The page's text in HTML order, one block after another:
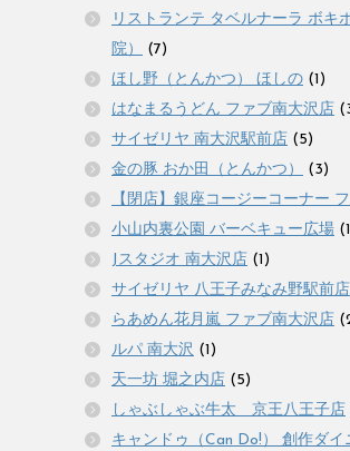
リストランテ タベルナーラ ボキ
院）
(7)
ほし野（とんかつ） ほしの (1)
はなまるうどん ファブ南大沢店
サイゼリヤ 南大沢駅前店 (5)
金の豚 おか田（とんかつ）
(3)
【閉店】銀座コージーコーナー
小山内裏公園 バーベキュー広場
Jスタジオ 南大沢店 (1)
サイゼリヤ 八王子みなみ野駅前店
らあめん花月嵐 ファブ南大沢店
ルパ 南大沢 (1)
天一坊 堀之内店 (5)
しゃぶしゃぶ牛太 京王八王子店
キャンドゥ（Can Do!） 創作ダイ